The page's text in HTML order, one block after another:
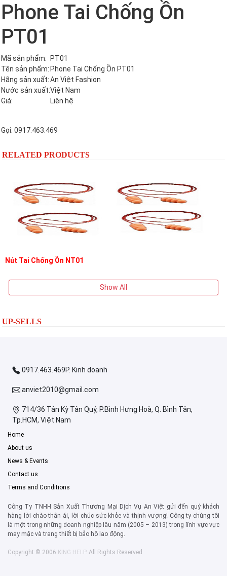
Phone Tai Chống Ồn
PT01
Mã sản phẩm:
PT01
Tên sản phẩm: Phone Tai Chống Ồn PT01
Hãng sản xuất:An Việt Fashion
Nước sản xuất:Việt Nam
Giá:
Liên hệ
Gọi: 0917.463.469
RELATED PRODUCTS
Nút Tai Chống Ồn NT01
Show All
UP-SELLS
0917.463.469P. Kinh doanh
anviet2010@gmail.com
714/36 Tân Kỳ Tân Quý, P.Bình Hưng Hoà, Q. Bình Tân,
Tp.HCM, Việt Nam
Home
About us
News & Events
Contact us
Terms and Conditions
Công Ty TNHH Sản Xuất Thương Mại Dịch Vụ An Việt gửi đến quý khách
hàng lời chào thân ái, lời chúc sức khỏe và thịnh vượng! Công ty chúng tôi
là một trong những doanh nghiệp lâu năm (2005 – 2013) trong lĩnh vực vực
may mặc và trang thiết bị bảo hộ lao động.
Copyright © 2006 KING HELP. All Rights Reserved